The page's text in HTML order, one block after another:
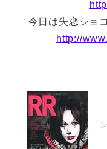
今日は失恋ショ
http://